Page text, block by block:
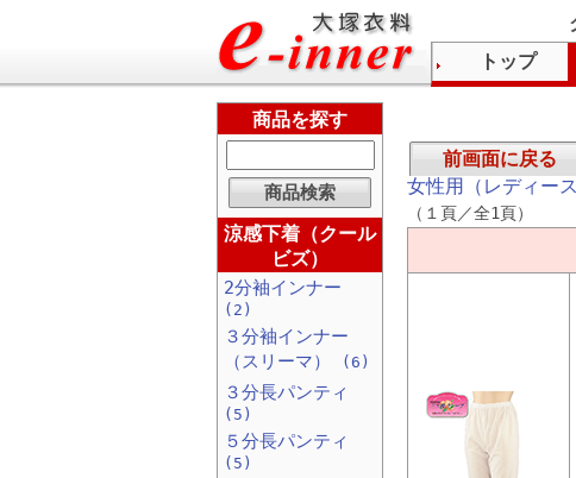
前画面に戻る
女性用（レディース
（１頁／全1頁）
商品を探す
涼感下着（クール
ビズ）
2分袖インナー
(2)
３分袖インナー
（スリーマ）
(6)
３分長パンティ
(5)
５分長パンティ
(5)
トップ